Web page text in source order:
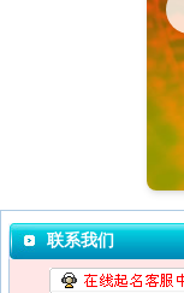
联系我们